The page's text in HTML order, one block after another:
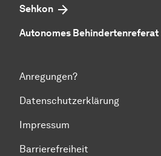
Sehkon
Autonomes Behindertenreferat
Anregungen?
Datenschutzerklärung
Impressum
Barrierefreiheit